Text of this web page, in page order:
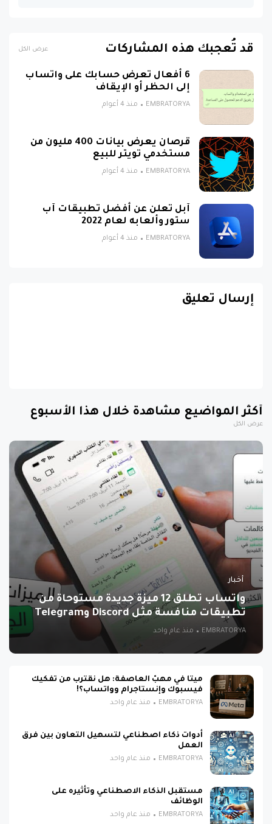
قد تُعجبك هذه المشاركات عرض الكل
6 أفعال تعرض حسابك على واتساب
إلى الحظر أو الإيقاف
EMBRATORYA منذ 4 أعوام
قرصان يعرض بيانات 400 مليون من
مستخدمي تويتر للبيع
EMBRATORYA منذ 4 أعوام
آبل تعلن عن أفضل تطبيقات آب
ستور وألعابه لعام 2022
EMBRATORYA منذ 4 أعوام
إرسال تعليق
أكثر المواضيع مشاهدة خلال هذا الأسبوع
عرض الكل
أخبار
واتساب تطلق 12 ميزة جديدة مستوحاة من
تطبيقات منافسة مثل Discord وTelegram
EMBRATORYA منذ عام واحد
ميتا في مهبّ العاصفة: هل نقترب من تفكيك
فيسبوك وإنستاجرام وواتساب؟!
EMBRATORYA منذ عام واحد
أدوات ذكاء اصطناعي لتسهيل التعاون بين فرق
العمل
EMBRATORYA منذ عام واحد
مستقبل الذكاء الاصطناعي وتأثيره على
الوظائف
EMBRATORYA منذ عام واحد